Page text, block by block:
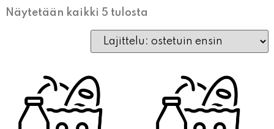
Näytetään kaikki 5 tulosta